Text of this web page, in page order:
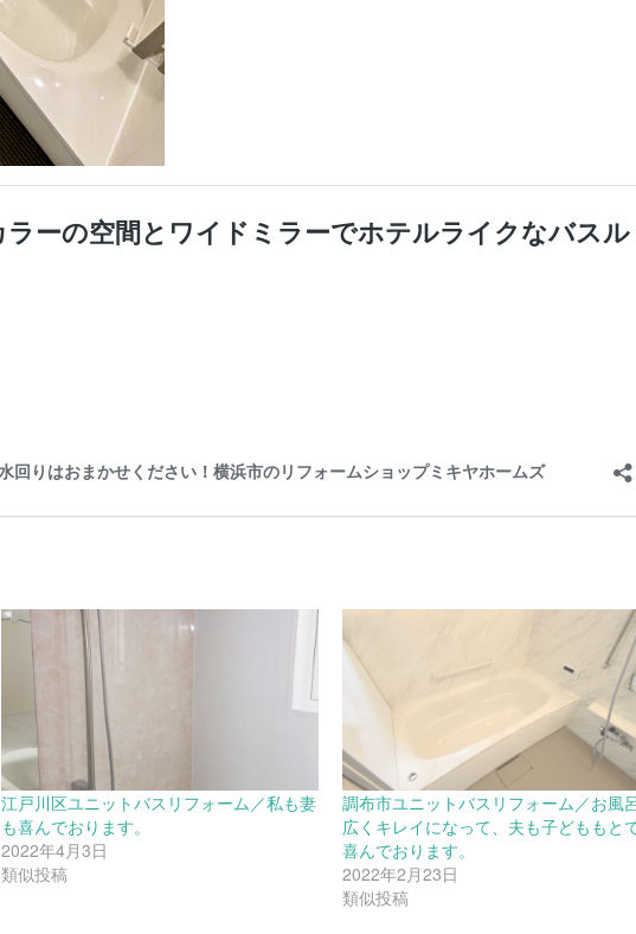
江戸川区ユニットバスリフォーム／私も妻
も喜んでおります。
2022年4月3日
類似投稿
調布市ユニットバスリフォーム／お風
広くキレイになって、夫も子どももと
喜んでおります。
2022年2月23日
類似投稿